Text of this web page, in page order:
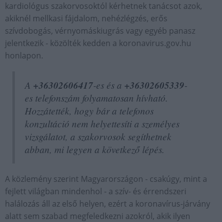
kardiológus szakorvosoktól kérhetnek tanácsot azok,
akiknél mellkasi fájdalom, nehézlégzés, erős
szívdobogás, vérnyomáskiugrás vagy egyéb panasz
jelentkezik - közölték kedden a koronavirus.gov.hu
honlapon.
A +36302606417-es és a +36302605339-
es telefonszám folyamatosan hívható.
Hozzátették, hogy bár a telefonos
konzultáció nem helyettesíti a személyes
vizsgálatot, a szakorvosok segíthetnek
abban, mi legyen a következő lépés.
A közlemény szerint Magyarországon - csakúgy, mint a
fejlett világban mindenhol - a szív- és érrendszeri
halálozás áll az első helyen, ezért a koronavírus-járvány
alatt sem szabad megfeledkezni azokról, akik ilyen